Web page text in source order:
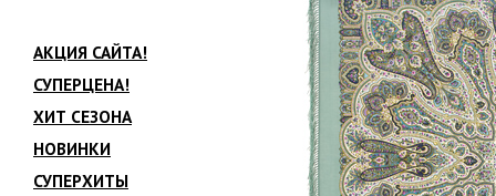
АКЦИЯ САЙТА!
СУПЕРЦЕНА!
ХИТ СЕЗОНА
НОВИНКИ
СУПЕРХИТЫ